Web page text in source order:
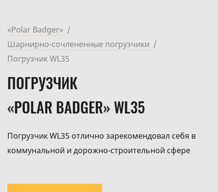
«Polar Badger»
Шарнирно-сочлененные погрузчики
Погрузчик WL35
ПОГРУЗЧИК
«POLAR BADGER» WL35
Погрузчик WL35 отлично зарекомендовал себя в
коммунальной и дорожно-строительной сфере